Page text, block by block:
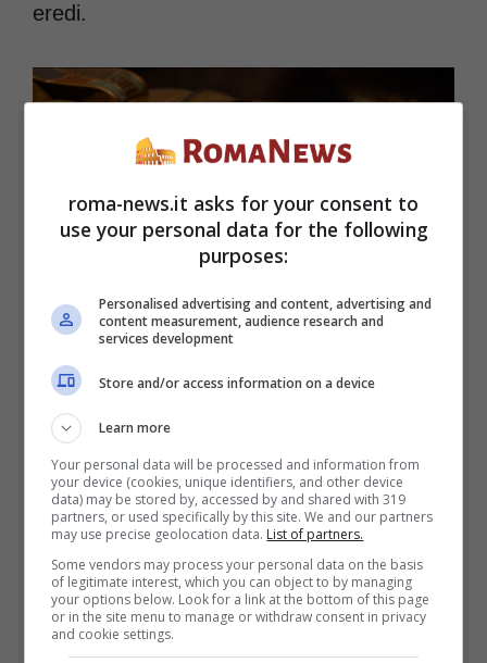
eredi.
Maschera di Tutankhamon, il faraone bambino dell’Antico
La tomba di Tutankhamon fu ritrovata nel
1922, durante una spedizione guidata
dall’archeologo britannico Howard Carter
e sovvenzionata dal conte di Carnarvon,
Lord Herbert.
roma-news.it asks for your consent to
use your personal data for the following
purposes:
Personalised advertising and content, advertising and
content measurement, audience research and
services development
Store and/or access information on a device
Learn more
Your personal data will be processed and information from
your device (cookies, unique identifiers, and other device
data) may be stored by, accessed by and shared with 319
partners, or used specifically by this site. We and our partners
may use precise geolocation data. List of partners.
Some vendors may process your personal data on the basis
of legitimate interest, which you can object to by managing
your options below. Look for a link at the bottom of this page
or in the site menu to manage or withdraw consent in privacy
and cookie settings.